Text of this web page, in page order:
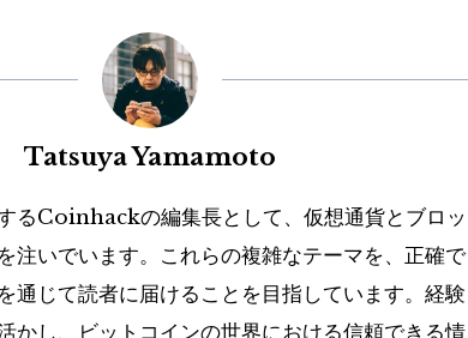
Tatsuya Yamamoto
るCoinhackの編集長として、仮想通貨とブロッ
注いでいます。これらの複雑なテーマを、正確で
通じて読者に届けることを目指しています。経験